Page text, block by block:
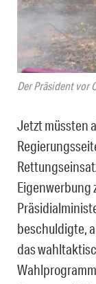
Der Präsident vor
Jetzt müssten
Eigenwerbung
beschuldigte,
das